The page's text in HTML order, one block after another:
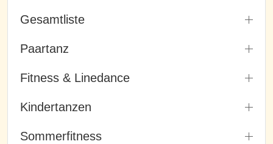
Gesamtliste
Paartanz
Fitness & Linedance
Kindertanzen
Sommerfitness